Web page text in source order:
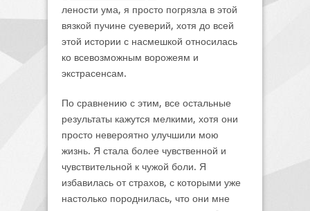
лености ума, я просто погрязла в этой
вязкой пучине суеверий, хотя до всей
этой истории с насмешкой относилась
ко всевозможным ворожеям и
экстрасенсам.
По сравнению с этим, все остальные
результаты кажутся мелкими, хотя они
просто невероятно улучшили мою
жизнь. Я стала более чувственной и
чувствительной к чужой боли. Я
избавилась от страхов, с которыми уже
настолько породнилась, что они мне